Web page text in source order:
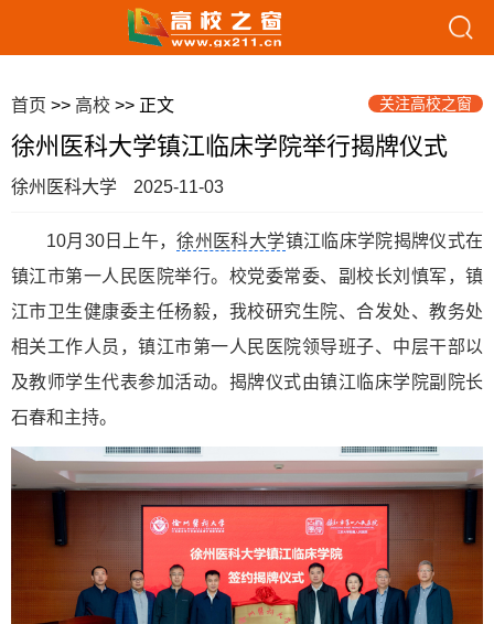
首页 >> 高校 >> 正文 关注高校之窗
徐州医科大学镇江临床学院举行揭牌仪式
徐州医科大学 2025-11-03
10月30日上午，徐州医科大学镇江临床学院揭牌仪式在
镇江市第一人民医院举行。校党委常委、副校长刘慎军，镇
江市卫生健康委主任杨毅，我校研究生院、合发处、教务处
相关工作人员，镇江市第一人民医院领导班子、中层干部以
及教师学生代表参加活动。揭牌仪式由镇江临床学院副院长
石春和主持。